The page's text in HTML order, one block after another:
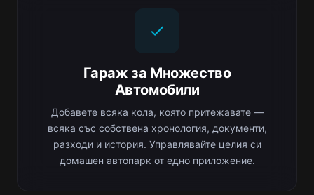
Гараж за Множество
Автомобили
Добавете всяка кола, която притежавате —
всяка със собствена хронология, документи,
разходи и история. Управлявайте целия си
домашен автопарк от едно приложение.